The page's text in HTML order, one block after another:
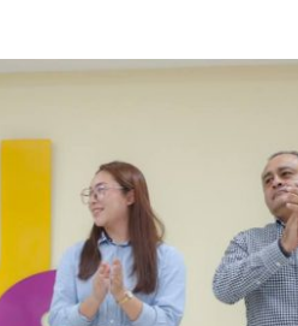
reconfigura en la
mitad de 2026
Redacción 18 horas ago